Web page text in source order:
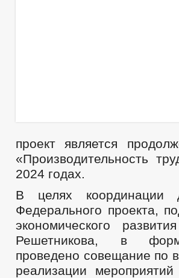
проект является
«Производительность
2024 годах.
В целях координации
Федерального проекта,
экономического
Решетникова, в
проведено совещание по
реализации